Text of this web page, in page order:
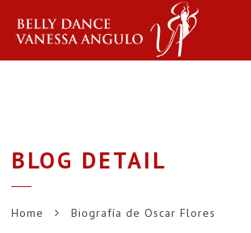
BLOG DETAIL
Home Biografía de Oscar Flores